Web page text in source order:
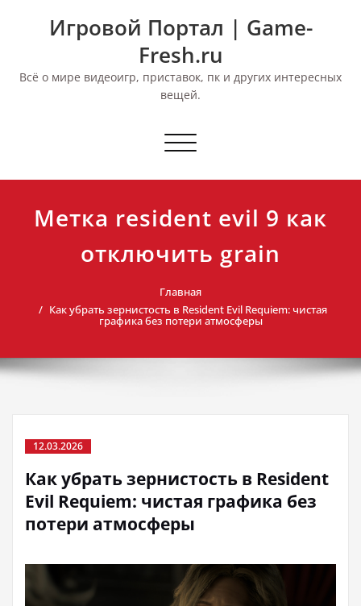
Игровой Портал | Game-
Fresh.ru
Всё о мире видеоигр, приставок, пк и других интересных
вещей.
Переключить
Метка resident evil 9 как
отключить grain
Главная
Как убрать зернистость в Resident Evil Requiem: чистая
графика без потери атмосферы
12.03.2026
Как убрать зернистость в Resident
Evil Requiem: чистая графика без
потери атмосферы